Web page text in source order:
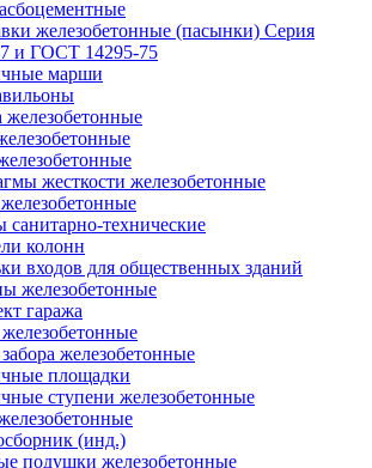
железобетонные (пасынки) Серия
и ГОСТ 14295-75
марши
железобетонные
жесткости железобетонные
санитарно-технические
колонн
входов для общественных зданий
железобетонные
гаража
железобетонные
площадки
ступени железобетонные
(инд.)
подушки железобетонные